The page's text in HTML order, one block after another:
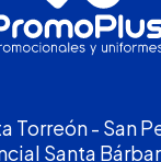
Torreón - San
Santa